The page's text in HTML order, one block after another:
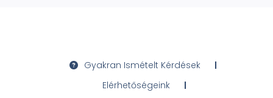
Gyakran Ismételt Kérdések
Elérhetőségeink